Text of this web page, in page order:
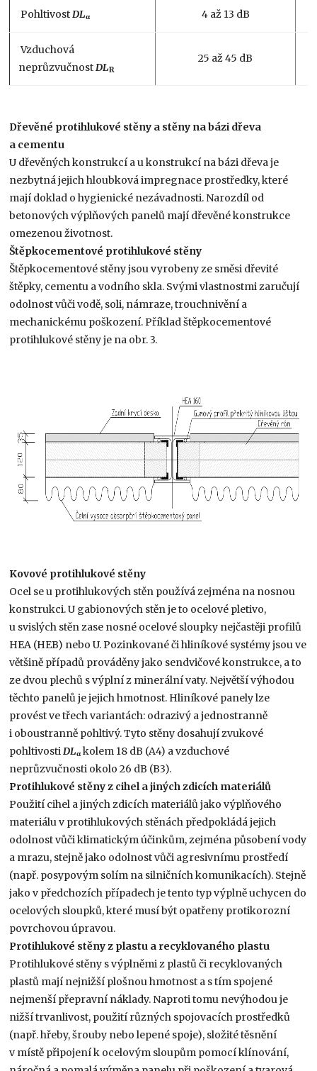
Pohltivost DLα 4 až 13 dB
Vzduchová
neprůzvučnost DLR
25 až 45 dB
Dřevěné protihlukové stěny a stěny na bázi dřeva
a cementu
U dřevěných konstrukcí a u konstrukcí na bázi dřeva je
nezbytná jejich hloubková impregnace prostředky, které
mají doklad o hygienické nezávadnosti. Narozdíl od
betonových výplňových panelů mají dřevěné konstrukce
omezenou životnost.
Štěpkocementové protihlukové stěny
Štěpkocementové stěny jsou vyrobeny ze směsi dřevité
štěpky, cementu a vodního skla. Svými vlastnostmi zaručují
odolnost vůči vodě, soli, námraze, trouchnivění a
mechanickému poškození. Příklad štěpkocementové
protihlukové stěny je na obr. 3.
Kovové protihlukové stěny
Ocel se u protihlukových stěn používá zejména na nosnou
konstrukci. U gabionových stěn je to ocelové pletivo,
u svislých stěn zase nosné ocelové sloupky nejčastěji profilů
HEA (HEB) nebo U. Pozinkované či hliníkové systémy jsou ve
většině případů prováděny jako sendvičové konstrukce, a to
ze dvou plechů s výplní z minerální vaty. Největší výhodou
těchto panelů je jejich hmotnost. Hliníkové panely lze
provést ve třech variantách: odrazivý a jednostranně
i oboustranně pohltivý. Tyto stěny dosahují zvukové
pohltivosti DLα kolem 18 dB (A4) a vzduchové
neprůzvučnosti okolo 26 dB (B3).
Protihlukové stěny z cihel a jiných zdicích materiálů
Použití cihel a jiných zdicích materiálů jako výplňového
materiálu v protihlukových stěnách předpokládá jejich
odolnost vůči klimatickým účinkům, zejména působení vody
a mrazu, stejně jako odolnost vůči agresivnímu prostředí
(např. posypovým solím na silničních komunikacích). Stejně
jako v předchozích případech je tento typ výplně uchycen do
ocelových sloupků, které musí být opatřeny protikorozní
povrchovou úpravou.
Protihlukové stěny z plastu a recyklovaného plastu
Protihlukové stěny s výplněmi z plastů či recyklovaných
plastů mají nejnižší plošnou hmotnost a s tím spojené
nejmenší přepravní náklady. Naproti tomu nevýhodou je
nižší trvanlivost, použití různých spojovacích prostředků
(např. hřeby, šrouby nebo lepené spoje), složité těsnění
v místě připojení k ocelovým sloupům pomocí klínování,